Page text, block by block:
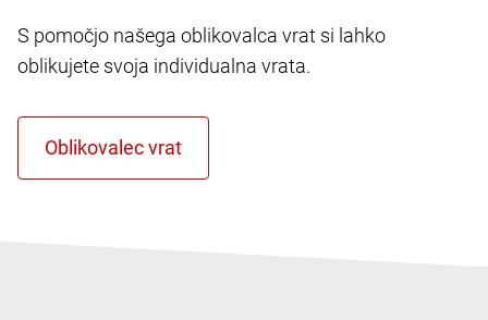
S pomočjo našega oblikovalca vrat si lahko
oblikujete svoja individualna vrata.